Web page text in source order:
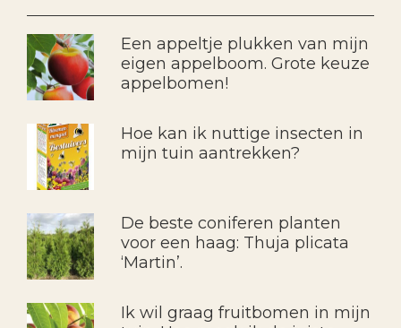
Een appeltje plukken van mijn
eigen appelboom. Grote keuze
appelbomen!
Hoe kan ik nuttige insecten in
mijn tuin aantrekken?
De beste coniferen planten
voor een haag: Thuja plicata
‘Martin’.
Ik wil graag fruitbomen in mijn